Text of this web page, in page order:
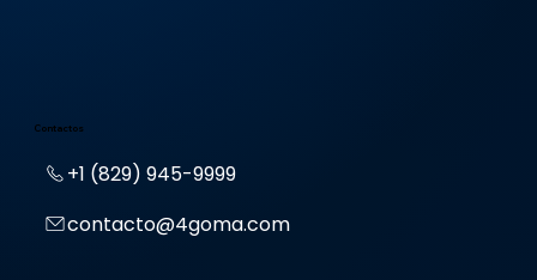
Contactos
+1 (829) 945-9999
contacto@4goma.com